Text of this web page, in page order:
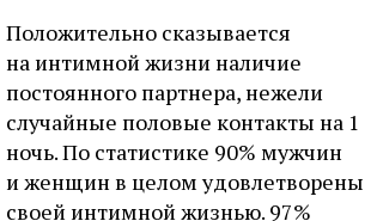
Положительно сказывается
на интимной жизни наличие
постоянного партнера, нежели
случайные половые контакты на 1
ночь. По статистике 90% мужчин
и женщин в целом удовлетворены
своей интимной жизнью. 97%